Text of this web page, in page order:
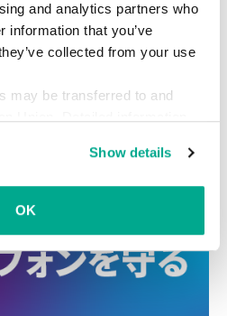
and analytics partners who
information that you’ve
collected from your use
may be transferred to and
Show details
OK
スパム メール